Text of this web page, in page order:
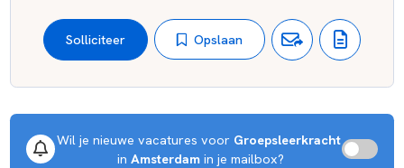
Solliciteer Opslaan
Wil je nieuwe vacatures voor Groepsleerkracht
in Amsterdam in je mailbox?